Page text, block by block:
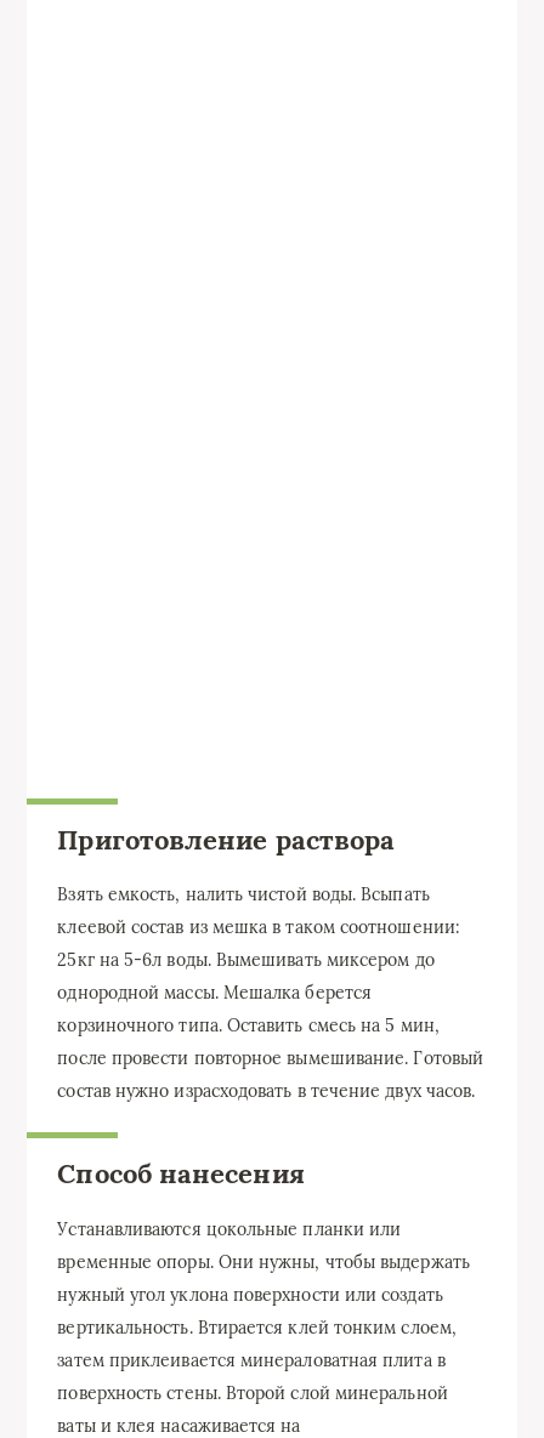
Приготовление раствора
Взять емкость, налить чистой воды. Всыпать
клеевой состав из мешка в таком соотношении:
25кг на 5-6л воды. Вымешивать миксером до
однородной массы. Мешалка берется
корзиночного типа. Оставить смесь на 5 мин,
после провести повторное вымешивание. Готовый
состав нужно израсходовать в течение двух часов.
Способ нанесения
Устанавливаются цокольные планки или
временные опоры. Они нужны, чтобы выдержать
нужный угол уклона поверхности или создать
вертикальность. Втирается клей тонким слоем,
затем приклеивается минераловатная плита в
поверхность стены. Второй слой минеральной
ваты и клея насаживается на